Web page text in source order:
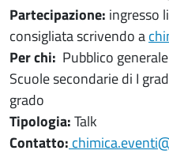
Partecipazione: ingresso
consigliata scrivendo a
Per chi: Pubblico
Scuole secondarie di I
grado
Tipologia:Talk
Contatto: